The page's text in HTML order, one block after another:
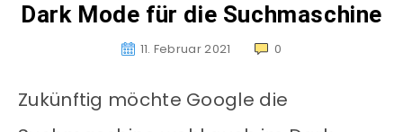
Dark Mode für die Suchmaschine
11. Februar 2021 0
Zukünftig möchte Google die